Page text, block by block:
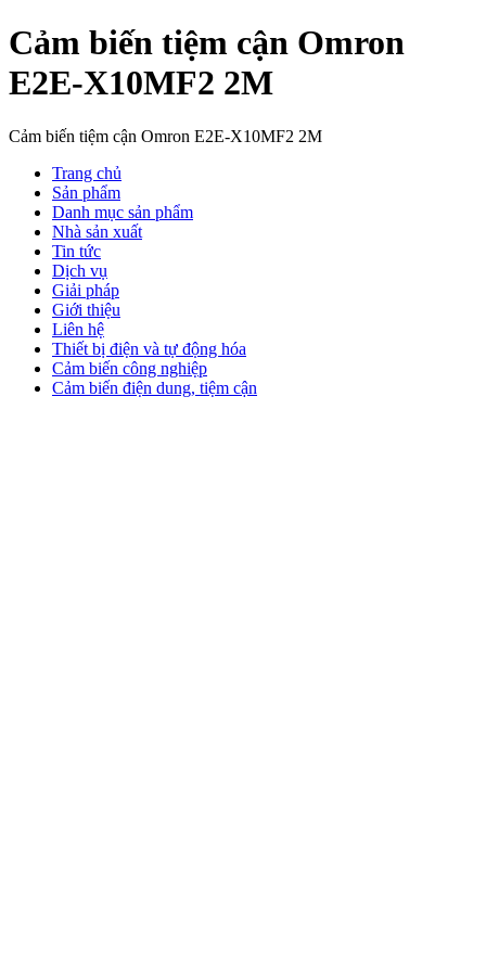
Cảm biến tiệm cận Omron
E2E-X10MF2 2M
Cảm biến tiệm cận Omron E2E-X10MF2 2M
Trang chủ
Sản phẩm
Danh mục sản phẩm
Nhà sản xuất
Tin tức
Dịch vụ
Giải pháp
Giới thiệu
Liên hệ
Thiết bị điện và tự động hóa
Cảm biến công nghiệp
Cảm biến điện dung, tiệm cận